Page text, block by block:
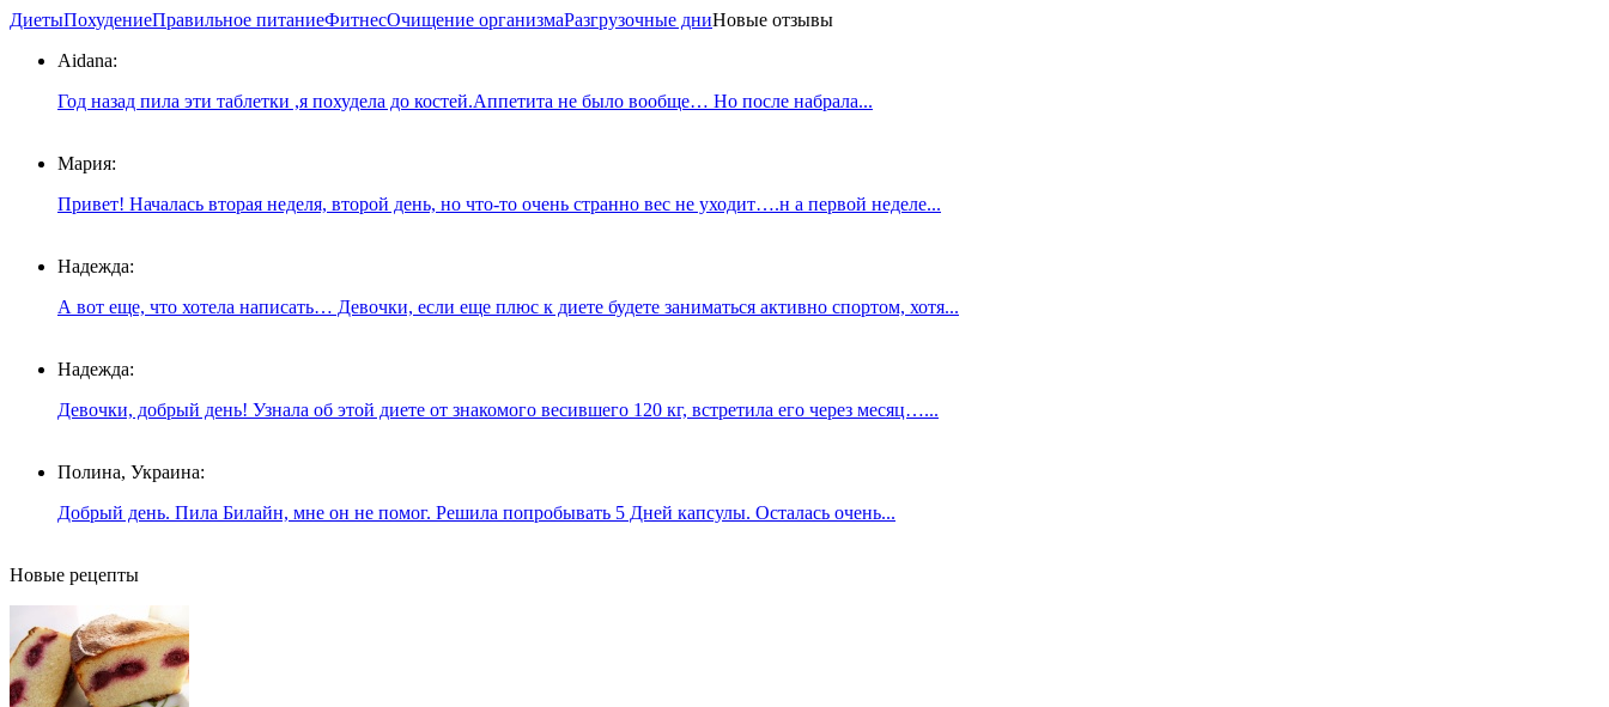
ДиетыПохудениеПравильное питаниеФитнесОчищение организмаРазгрузочные дниНовые отзывы
Aidana:
Год назад пила эти таблетки ,я похудела до костей.Аппетита не было вообще… Но после набрала...
Мария:
Привет! Началась вторая неделя, второй день, но что-то очень странно вес не уходит….н а первой неделе...
Надежда:
А вот еще, что хотела написать… Девочки, если еще плюс к диете будете заниматься активно спортом, хотя...
Надежда:
Девочки, добрый день! Узнала об этой диете от знакомого весившего 120 кг, встретила его через месяц…...
Полина, Украина:
Добрый день. Пила Билайн, мне он не помог. Решила попробывать 5 Дней капсулы. Осталась очень...
Новые рецепты